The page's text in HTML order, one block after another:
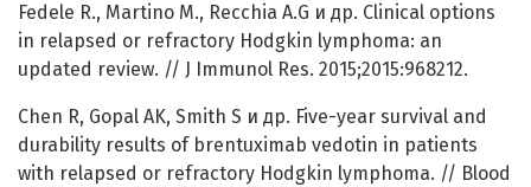
Fedele R., Martino M., Recchia A.G и др. Clinical options
in relapsed or refractory Hodgkin lymphoma: an
updated review. // J Immunol Res. 2015;2015:968212.
Chen R, Gopal AK, Smith S и др. Five-year survival and
durability results of brentuximab vedotin in patients
with relapsed or refractory Hodgkin lymphoma. // Blood